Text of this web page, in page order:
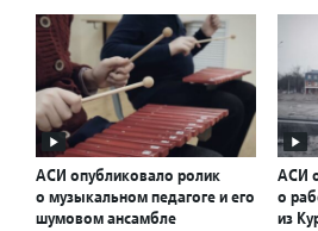
АСИ опубликовало ролик
о музыкальном педагоге и его
шумовом ансамбле
АСИ
о
из